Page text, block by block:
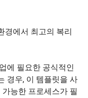
경에서 최고의 복리
에 필요한 공식적인
경우, 이 템플릿을 사
능한 프로세스가 필